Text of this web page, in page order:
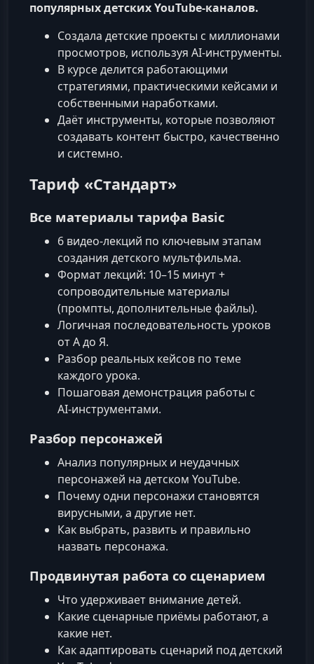
популярных детских YouTube‑каналов.
Создала детские проекты с миллионами
просмотров, используя AI‑инструменты.
В курсе делится работающими
стратегиями, практическими кейсами и
собственными наработками.
Даёт инструменты, которые позволяют
создавать контент быстро, качественно
и системно.
Тариф «Стандарт»
Все материалы тарифа Basic
6 видео‑лекций по ключевым этапам
создания детского мультфильма.
Формат лекций: 10–15 минут +
сопроводительные материалы
(промпты, дополнительные файлы).
Логичная последовательность уроков
от А до Я.
Разбор реальных кейсов по теме
каждого урока.
Пошаговая демонстрация работы с
AI‑инструментами.
Разбор персонажей
Анализ популярных и неудачных
персонажей на детском YouTube.
Почему одни персонажи становятся
вирусными, а другие нет.
Как выбрать, развить и правильно
назвать персонажа.
Продвинутая работа со сценарием
Что удерживает внимание детей.
Какие сценарные приёмы работают, а
какие нет.
Как адаптировать сценарий под детский